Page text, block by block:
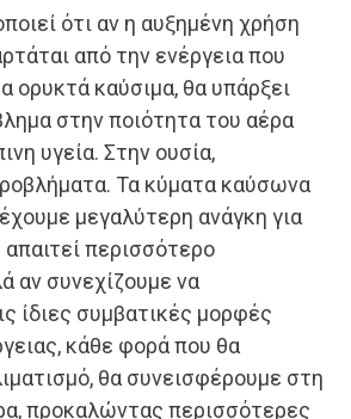
ότι αν η αυξημένη χρήση
από την ενέργεια που
ορυκτά καύσιμα, θα υπάρξει
στην ποιότητα του αέρα
υγεία. Στην ουσία,
Τα κύματα καύσωνα
μεγαλύτερη ανάγκη για
απαιτεί περισσότερο
αν συνεχίζουμε να
ίδιες συμβατικές μορφές
κάθε φορά που θα
θα συνεισφέρουμε στη
προκαλώντας περισσότερες